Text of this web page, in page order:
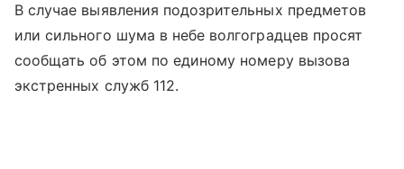
В случае выявления подозрительных предметов
или сильного шума в небе волгоградцев просят
сообщать об этом по единому номеру вызова
экстренных служб 112.